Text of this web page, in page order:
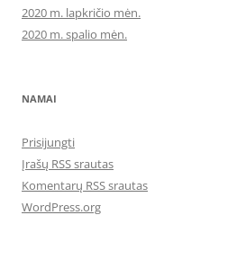
2020 m. lapkričio mėn.
2020 m. spalio mėn.
NAMAI
Prisijungti
Įrašų RSS srautas
Komentarų RSS srautas
WordPress.org